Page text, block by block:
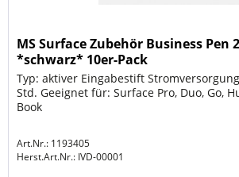
MS Surface Zubehör Business Pen
*schwarz* 10er-Pack
Typ: aktiver Eingabestift
Std. Geeignet für: Surface Pro, Duo, Go,
Book
Art.Nr.: 1193405
Herst.Art.Nr.: IVD-00001